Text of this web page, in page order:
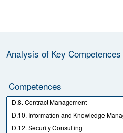
Analysis of Key
Competences
D.8. Contract Management
D.10. Information and Knowledge
D.12. Security Consulting